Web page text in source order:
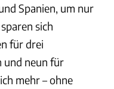
Spanien, um nur
sich
für drei
und neun für
mehr – ohne